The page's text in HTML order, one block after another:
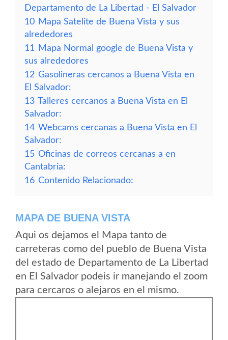
Departamento de La Libertad - El Salvador
10 Mapa Satelite de Buena Vista y sus
alrededores
11
Mapa Normal google de Buena Vista y
sus alrededores
12 Gasolineras cercanos a Buena Vista en
El Salvador:
13 Talleres cercanos a Buena Vista en El
Salvador:
14 Webcams cercanas a Buena Vista en El
Salvador:
15 Oficinas de correos cercanas a en
Cantabria:
16 Contenido Relacionado:
MAPA DE BUENA VISTA
Aqui os dejamos el Mapa tanto de
carreteras como del pueblo de Buena Vista
del estado de Departamento de La Libertad
en El Salvador podeis ir manejando el zoom
para cercaros o alejaros en el mismo.